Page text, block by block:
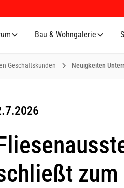
Bau & Wohngalerie
Geschäftskunden Neuigkeiten